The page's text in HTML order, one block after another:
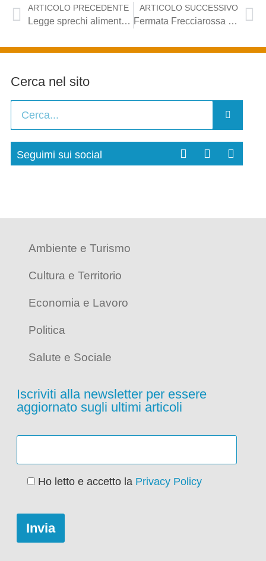
ARTICOLO PRECEDENTE
Legge sprechi alimentari, Mennea (Pd): “Finalmente uno strumento concreto per aiutare i nuovi poveri”
ARTICOLO SUCCESSIVO
Fermata Frecciarossa Barletta, Mennea (Pd): “Il governo prenderà in considerazione la richiesta”
Cerca nel sito
Seguimi sui social
Ambiente e Turismo
Cultura e Territorio
Economia e Lavoro
Politica
Salute e Sociale
Iscriviti alla newsletter per essere
aggiornato sugli ultimi articoli
Ho letto e accetto la Privacy Policy